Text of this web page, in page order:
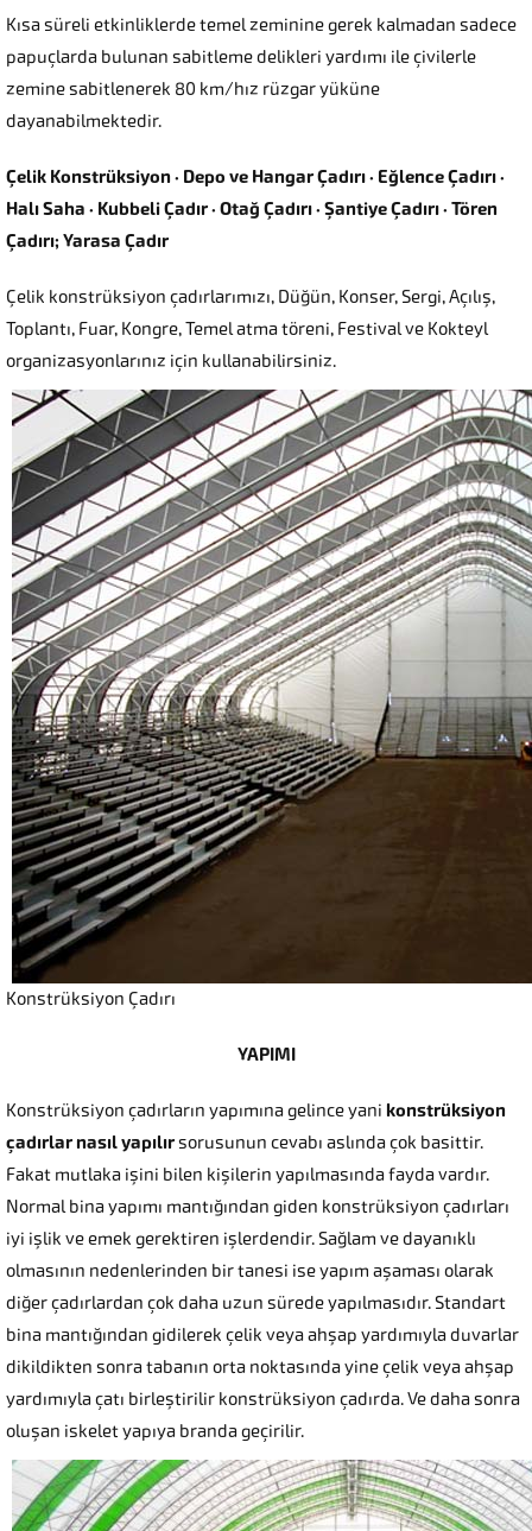
Kısa süreli etkinliklerde temel zeminine gerek kalmadan sadece
papuçlarda bulunan sabitleme delikleri yardımı ile çivilerle
zemine sabitlenerek 80 km/hız rüzgar yüküne
dayanabilmektedir.
Çelik Konstrüksiyon · Depo ve Hangar Çadırı · Eğlence Çadırı ·
Halı Saha · Kubbeli Çadır · Otağ Çadırı · Şantiye Çadırı · Tören
Çadırı; Yarasa Çadır
Çelik konstrüksiyon çadırlarımızı, Düğün, Konser, Sergi, Açılış,
Toplantı, Fuar, Kongre, Temel atma töreni, Festival ve Kokteyl
organizasyonlarınız için kullanabilirsiniz.
Konstrüksiyon Çadırı
YAPIMI
Konstrüksiyon çadırların yapımına gelince yani konstrüksiyon
çadırlar nasıl yapılırsorusunun cevabı aslında çok basittir.
Fakat mutlaka işini bilen kişilerin yapılmasında fayda vardır.
Normal bina yapımı mantığından giden konstrüksiyon çadırları
iyi işlik ve emek gerektiren işlerdendir. Sağlam ve dayanıklı
olmasının nedenlerinden bir tanesi ise yapım aşaması olarak
diğer çadırlardan çok daha uzun sürede yapılmasıdır. Standart
bina mantığından gidilerek çelik veya ahşap yardımıyla duvarlar
dikildikten sonra tabanın orta noktasında yine çelik veya ahşap
yardımıyla çatı birleştirilir konstrüksiyon çadırda. Ve daha sonra
oluşan iskelet yapıya branda geçirilir.